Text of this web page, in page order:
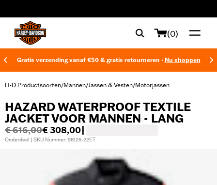
(0)
Gratis verzending vanaf €50 & gratis retourneren - Nu shoppen
H-D Productsoorten/Mannen/Jassen & Vesten/Motorjassen
HAZARD WATERPROOF TEXTILE
JACKET VOOR MANNEN - LANG
€ 616,00€ 308,00
Onderdeel | SKU Nummer: 98126-22ET